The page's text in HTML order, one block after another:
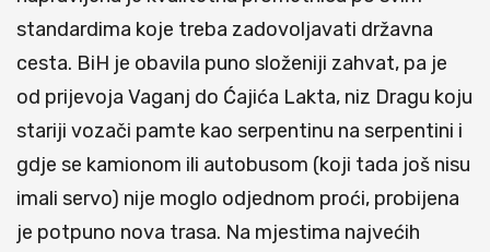
standardima koje treba zadovoljavati državna
cesta. BiH je obavila puno složeniji zahvat, pa je
od prijevoja Vaganj do Ćajića Lakta, niz Dragu koju
stariji vozači pamte kao serpentinu na serpentini i
gdje se kamionom ili autobusom (koji tada još nisu
imali servo) nije moglo odjednom proći, probijena
je potpuno nova trasa. Na mjestima najvećih